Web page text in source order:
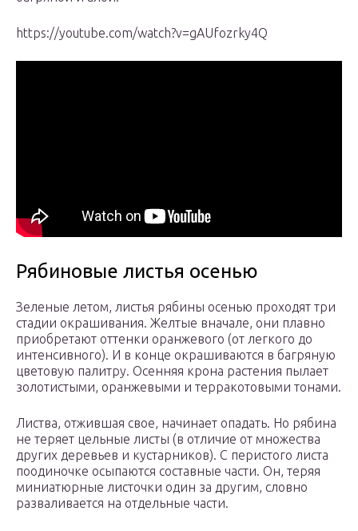
https://youtube.com/watch?v=gAUfozrky4Q
Рябиновые листья осенью
Зеленые летом, листья рябины осенью проходят три
стадии окрашивания. Желтые вначале, они плавно
приобретают оттенки оранжевого (от легкого до
интенсивного). И в конце окрашиваются в багряную
цветовую палитру. Осенняя крона растения пылает
золотистыми, оранжевыми и терракотовыми тонами.
Листва, отжившая свое, начинает опадать. Но рябина
не теряет цельные листы (в отличие от множества
других деревьев и кустарников). С перистого листа
поодиночке осыпаются составные части. Он, теряя
миниатюрные листочки один за другим, словно
разваливается на отдельные части.